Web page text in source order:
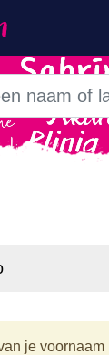
je voornaam